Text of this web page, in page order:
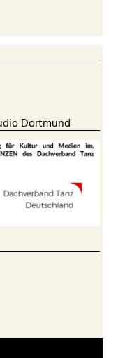
Dortmund